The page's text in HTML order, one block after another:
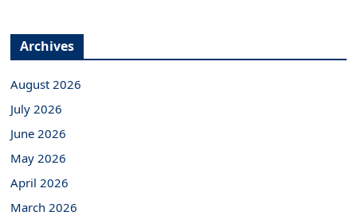
Archives
August 2026
July 2026
June 2026
May 2026
April 2026
March 2026